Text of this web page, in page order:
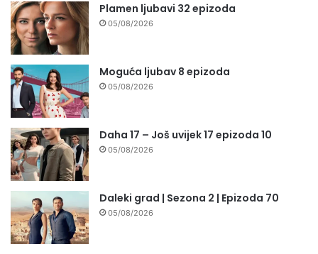
Plamen ljubavi 32 epizoda
05/08/2026
Moguća ljubav 8 epizoda
05/08/2026
Daha 17 – Još uvijek 17 epizoda 10
05/08/2026
Daleki grad | Sezona 2 | Epizoda 70
05/08/2026